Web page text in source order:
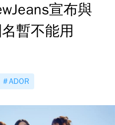
宣布與
暫不能用
ADOR